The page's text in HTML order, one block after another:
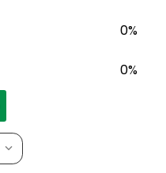
0%
0%